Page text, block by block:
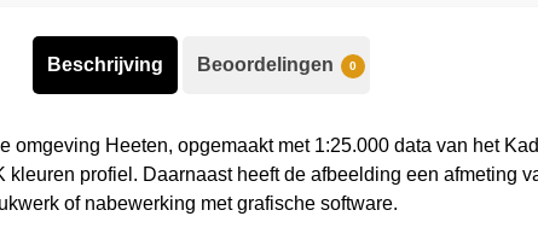
Beschrijving Beoordelingen 0
omgeving Heeten, opgemaakt met 1:25.000 data van het
profiel. Daarnaast heeft de afbeelding een afmeting
of nabewerking met grafische software.